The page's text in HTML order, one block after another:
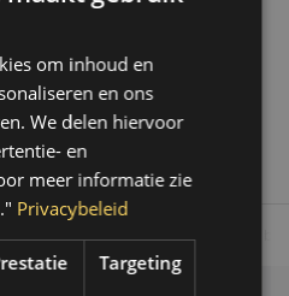
1
Op werkdagen voor 14.00 uur
om inhoud en
en ons
We delen hiervoor
en
meer informatie zie
Privacybeleid
Targeting